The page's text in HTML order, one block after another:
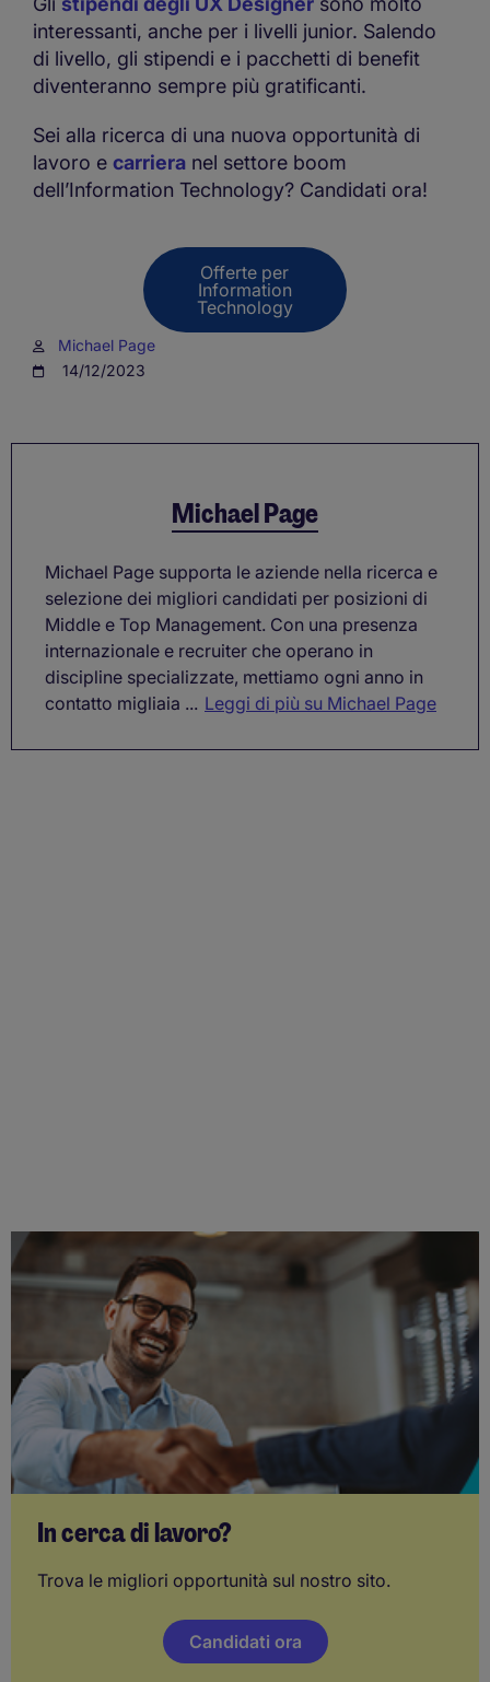
interessanti, anche per i livelli junior. Salendo
di livello, gli stipendi e i pacchetti di benefit
diventeranno sempre più gratificanti.
Sei alla ricerca di una nuova opportunità di
lavoro e carriera nel settore boom
dell’Information Technology? Candidati ora!
Offerte per
Information
Technology
Michael Page
14/12/2023
Michael Page
Michael Page supporta le aziende nella ricerca e
selezione dei migliori candidati per posizioni di
Middle e Top Management. Con una presenza
internazionale e recruiter che operano in
discipline specializzate, mettiamo ogni anno in
contatto migliaia ... Leggi di più su Michael Page
In cerca di lavoro?
Trova le migliori opportunità sul nostro sito.
Candidati ora